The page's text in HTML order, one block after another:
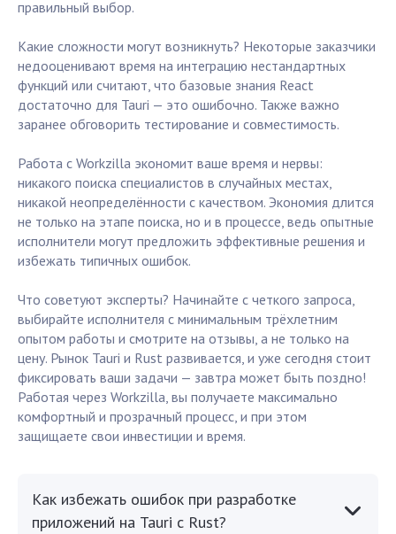
правильный выбор.
Какие сложности могут возникнуть? Некоторые заказчики
недооценивают время на интеграцию нестандартных
функций или считают, что базовые знания React
достаточно для Tauri — это ошибочно. Также важно
заранее обговорить тестирование и совместимость.
Работа с Workzilla экономит ваше время и нервы:
никакого поиска специалистов в случайных местах,
никакой неопределённости с качеством. Экономия длится
не только на этапе поиска, но и в процессе, ведь опытные
исполнители могут предложить эффективные решения и
избежать типичных ошибок.
Что советуют эксперты? Начинайте с четкого запроса,
выбирайте исполнителя с минимальным трёхлетним
опытом работы и смотрите на отзывы, а не только на
цену. Рынок Tauri и Rust развивается, и уже сегодня стоит
фиксировать ваши задачи — завтра может быть поздно!
Работая через Workzilla, вы получаете максимально
комфортный и прозрачный процесс, и при этом
защищаете свои инвестиции и время.
Как избежать ошибок при разработке
приложений на Tauri с Rust?